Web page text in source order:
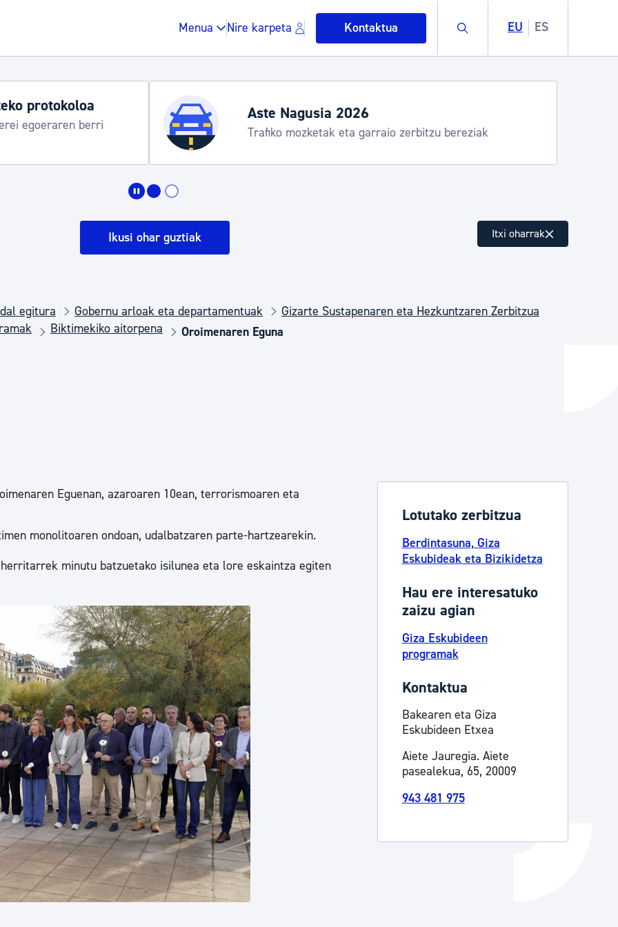
Menua Nire karpeta Kontaktua Buscar EU ES
Gune publikoa, hondakinak eta ingurumena
Euskara
Udal administrazioa
Iragarki ofizialen taula
Egutegi fiskala
Gardentasun ataria
Izapideen katalogoa
Tramitaziorako laguntza
protokoloa
egoeraren berri
Aste Nagusia 2026
Trafiko mozketak eta garraio zerbitzu bereziak
Ikusi ohar guztiak Itxi oharrak
egitura Gobernu arloak eta departamentuak
Gizarte Sustapenaren eta Hezkuntzaren Zerbitzua
Biktimekiko aitorpena Oroimenaren Eguna
Eguenan, azaroaren 10ean, terrorismoaren eta
monolitoaren ondoan, udalbatzaren parte-hartzearekin.
minutu batzuetako isilunea eta lore eskaintza egiten
Lotutako zerbitzua
Berdintasuna, Giza
Eskubideak eta Bizikidetza
Hau ere interesatuko
zaizu agian
Giza Eskubideen
programak
Kontaktua
Bakearen eta Giza
Eskubideen Etxea
Aiete Jauregia. Aiete
pasealekua, 65, 20009
943 481 975